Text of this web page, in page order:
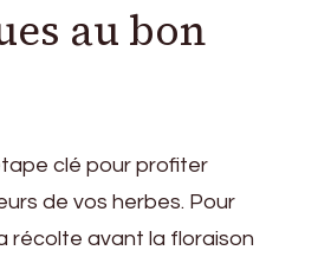
au bon
clé pour profiter
de vos herbes. Pour
récolte avant la floraison